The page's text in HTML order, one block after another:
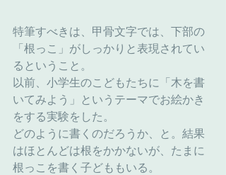
特筆すべきは、甲骨文字では、下部の
「根っこ」がしっかりと表現されてい
るということ。
以前、小学生のこどもたちに「木を書
いてみよう」というテーマでお絵かき
をする実験をした。
どのように書くのだろうか、と。結果
はほとんどは根をかかないが、たまに
根っこを書く子どももいる。